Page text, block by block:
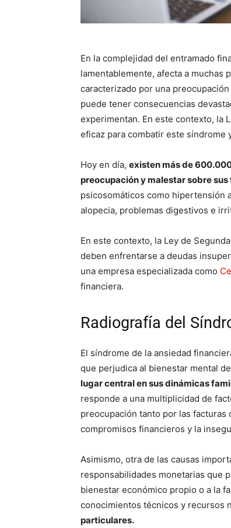
En la complejidad del entramado
lamentablemente, afecta a muchas
caracterizado por una
puede tener consecuencias
experimentan. En este contexto, la
eficaz para combatir este síndrome
Hoy en día, existen más de
preocupación y malestar sobre sus
psicosomáticos como hipertensión
alopecia, problemas digestivos e
En este contexto, la Ley de
deben enfrentarse a deudas
una empresa especializada como
financiera.
Radiografía del
El síndrome de la ansiedad
que perjudica al bienestar mental
lugar central en sus dinámicas
responde a una multiplicidad de
preocupación tanto por las
compromisos financieros y la
Asimismo, otra de las causas
responsabilidades monetarias que
bienestar económico propio o a la
conocimientos técnicos y recursos
particulares.